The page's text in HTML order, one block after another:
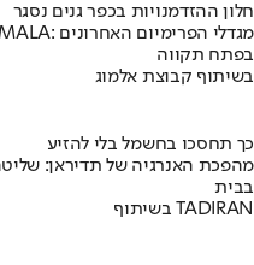
חלון ההזדמנויות בכפר גנים נסגר
בפתח תקווה
בשיתוף קבוצת אלמוג
כך תחסכו בחשמל בלי להזיע
מהפכת האנרגיה של תדיראן:
בבית
בשיתוף TADIRAN